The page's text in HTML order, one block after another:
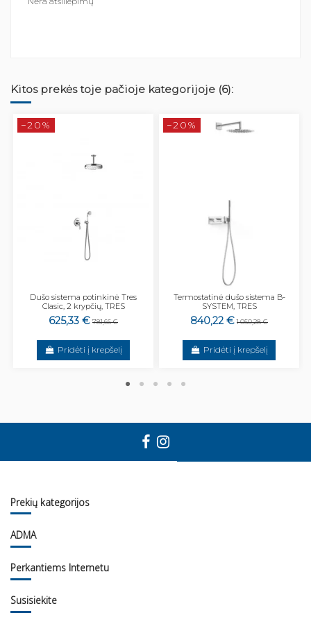
Kitos prekės toje pačioje kategorijoje (6):
−20%
Dušo sistema potinkinė Tres
Clasic, 2 krypčių, TRES
625,33 € 781,66 €
Pridėti į krepšelį
−20%
Termostatinė dušo sistema B-
SYSTEM, TRES
840,22 € 1 050,28 €
Pridėti į krepšelį
Prekių kategorijos
ADMA
Perkantiems Internetu
Susisiekite